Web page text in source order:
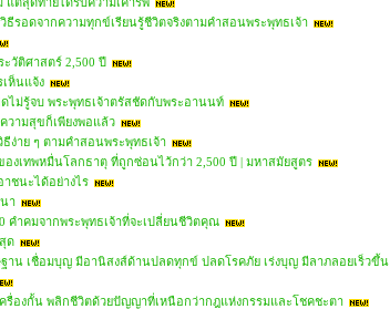
รอดจากความทุกข์เรียนรู้ชีวิตจริงตามคำสอนพระพุทธเจ้า
ะวัติศาสตร์ 2,500 ปี
ห็นแจ้ง
ดไม่รู้จบ พระพุทธเจ้าตรัสชัดกับพระอานนท์
ความสุขก็เพียงพอแล้ว
ง่าย ๆ ตามคำสอนพระพุทธเจ้า
งเทพหมื่นโลกธาตุ ที่ถูกซ่อนไว้กว่า 2,500 ปี | มหาสมัยสูตร
าชนะได้อย่างไร
า
คำคมจากพระพุทธเจ้าที่จะเปลี่ยนชีวิตคุณ
ด
าน เชื่อมบุญ มีอานิสงส์ด้านปลดทุกข์ ปลดโรคภัย เร่งบุญ มีลาภลอยเร็วขึ้น
องกั้น พลิกชีวิตด้วยปัญญาที่เหนือกว่ากฎแห่งกรรมและโชคชะตา